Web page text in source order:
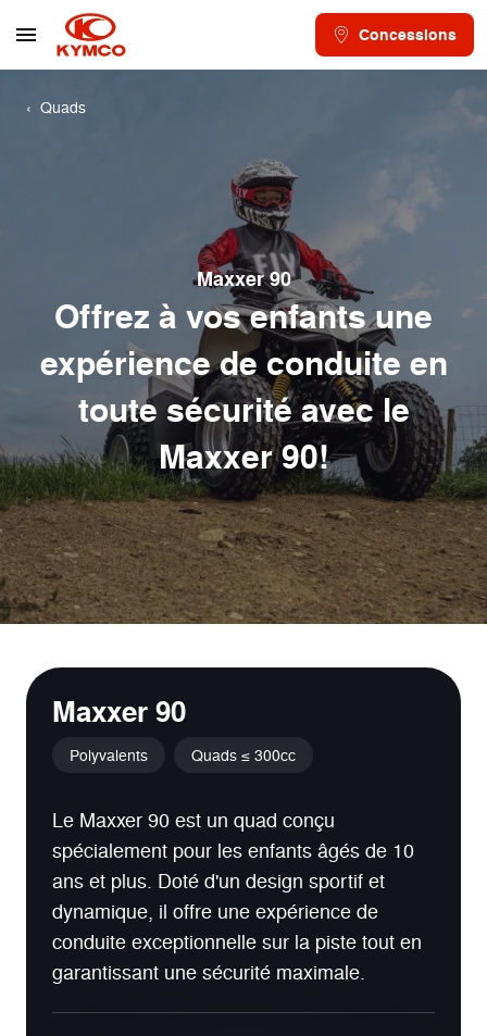
Concessions
Quads
Maxxer 90
Offrez à vos enfants une
expérience de conduite en
toute sécurité avec le
Maxxer 90!
Maxxer 90
Polyvalents Quads ≤ 300cc
Le Maxxer 90 est un quad conçu
spécialement pour les enfants âgés de 10
ans et plus. Doté d'un design sportif et
dynamique, il offre une expérience de
conduite exceptionnelle sur la piste tout en
garantissant une sécurité maximale.